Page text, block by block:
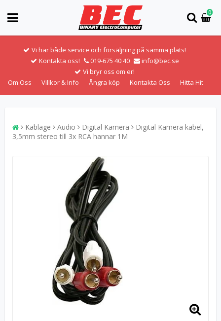
0
Vi har både service och försäljning på samma plats!
Kontakta oss!
019-675 40 40
info@bec.se
Vi bryr oss om er!
Om Oss
Villkor & Info Ångra köp Kontakta Oss Hitta Hit
Kablage Audio Digital Kamera
Digital Kamera kabel,
3,5mm stereo till 3x RCA hannar 1M